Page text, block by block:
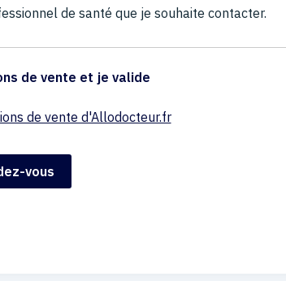
de santé que je souhaite contacter.
de vente et je valide
de vente d'Allodocteur.fr